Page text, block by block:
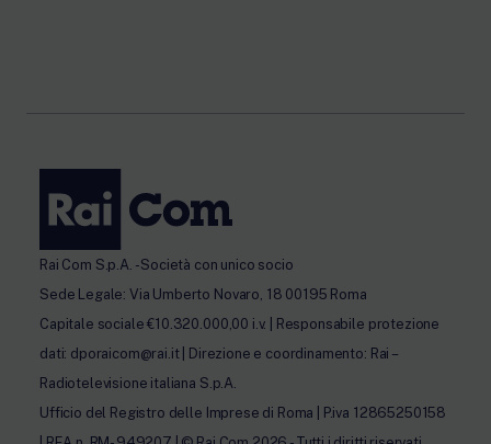
Rai Com S.p.A. - Società con unico socio
Sede Legale: Via Umberto Novaro, 18 00195 Roma
Capitale sociale €10.320.000,00 i.v. | Responsabile protezione
dati: dporaicom@rai.it | Direzione e coordinamento: Rai –
Radiotelevisione italiana S.p.A.
Ufficio del Registro delle Imprese di Roma | P.iva 12865250158